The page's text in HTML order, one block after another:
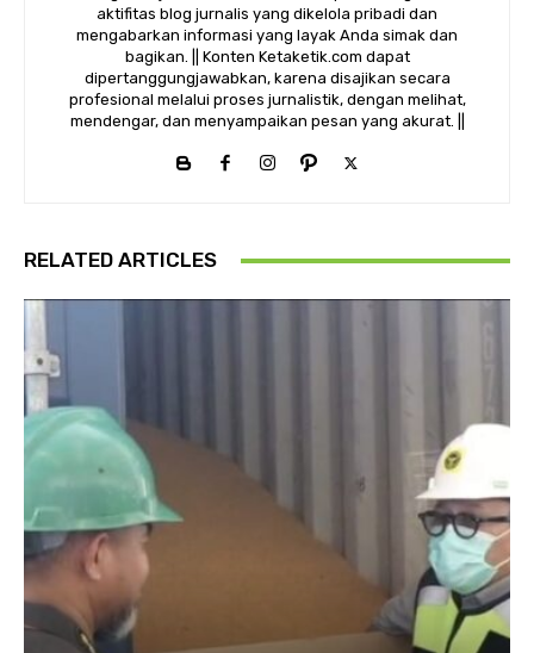
aktifitas blog jurnalis yang dikelola pribadi dan
mengabarkan informasi yang layak Anda simak dan
bagikan. || Konten Ketaketik.com dapat
dipertanggungjawabkan, karena disajikan secara
profesional melalui proses jurnalistik, dengan melihat,
mendengar, dan menyampaikan pesan yang akurat. ||
RELATED ARTICLES